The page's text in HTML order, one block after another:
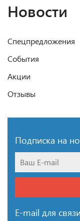
Новости
Спецпредложения
События
Акции
Отзывы
Подписка на
E-mail для связи